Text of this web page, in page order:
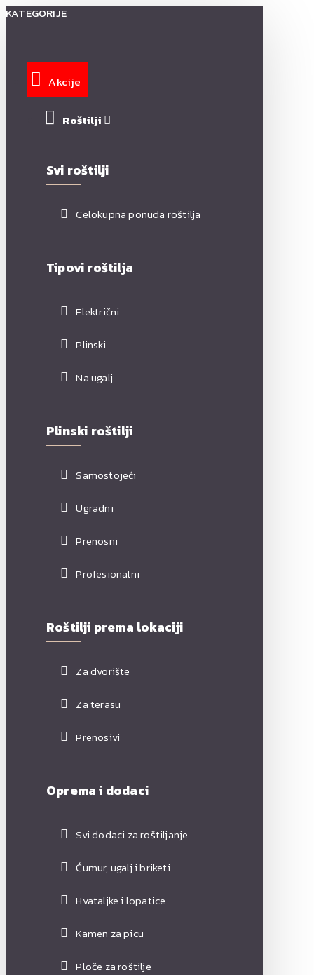
KATEGORIJE
Akcije
Roštilji
Svi roštilji
Celokupna ponuda roštilja
Tipovi roštilja
Električni
Plinski
Na ugalj
Plinski roštilji
Samostojeći
Ugradni
Prenosni
Profesionalni
Roštilji prema lokaciji
Za dvorište
Za terasu
Prenosivi
Oprema i dodaci
Svi dodaci za roštiljanje
Ćumur, ugalj i briketi
Hvataljke i lopatice
Kamen za picu
Ploče za roštilje